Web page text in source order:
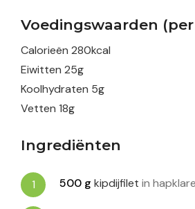
Voedingswaarden
Calorieën 280kcal
Eiwitten 25g
Koolhydraten 5g
Vetten 18g
Ingrediënten
500 g kipdijfilet in